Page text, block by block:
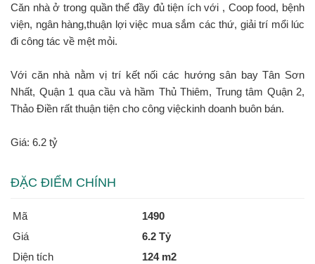
Căn nhà ở trong quần thể đầy đủ tiện ích với , Coop food, bệnh
viện, ngân hàng,thuận lợi việc mua sắm các thứ, giải trí mổi lúc
đi công tác về mệt mỏi.
Với căn nhà nằm vị trí kết nối các hướng sân bay Tân Sơn
Nhất, Quận 1 qua cầu và hầm Thủ Thiêm, Trung tâm Quận 2,
Thảo Điền rất thuận tiện cho công việckinh doanh buôn bán.
Giá: 6.2 tỷ
ĐẶC ĐIỂM CHÍNH
Mã
1490
Giá
6.2 Tỷ
Diện tích
124 m2